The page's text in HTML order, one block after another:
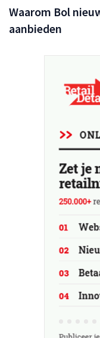
Waarom Bol
aanbieden